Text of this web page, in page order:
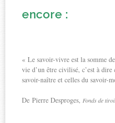
encore :
« Le savoir-vivre est la somme
vie d’un être civilisé, c’est à dire
savoir-naître et celles du savoir-
De Pierre Desproges, Fonds de